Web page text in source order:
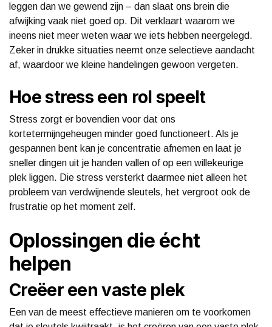
leggen dan we gewend zijn – dan slaat ons brein die
afwijking vaak niet goed op. Dit verklaart waarom we
ineens niet meer weten waar we iets hebben neergelegd.
Zeker in drukke situaties neemt onze selectieve aandacht
af, waardoor we kleine handelingen gewoon vergeten.
Hoe stress een rol speelt
Stress zorgt er bovendien voor dat ons
kortetermijngeheugen minder goed functioneert. Als je
gespannen bent kan je concentratie afnemen en laat je
sneller dingen uit je handen vallen of op een willekeurige
plek liggen. Die stress versterkt daarmee niet alleen het
probleem van verdwijnende sleutels, het vergroot ook de
frustratie op het moment zelf.
Oplossingen die écht
helpen
Creëer een vaste plek
Een van de meest effectieve manieren om te voorkomen